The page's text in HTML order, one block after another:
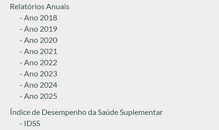
Relatórios Anuais
- Ano 2018
- Ano 2019
- Ano 2020
- Ano 2021
- Ano 2022
- Ano 2023
- Ano 2024
- Ano 2025
Índice de Desempenho da Saúde Suplementar
- IDSS